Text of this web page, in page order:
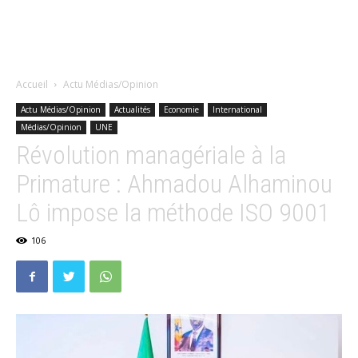
Accueil Actu Médias/Opinion
Actu Médias/Opinion Actualités Economie
International
Médias/Opinion
UNE
Révolution managériale à la
Primature : Ahmadou Alhaminou
Lô impose la méthode ISO 9001
106